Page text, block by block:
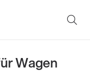
Wagen